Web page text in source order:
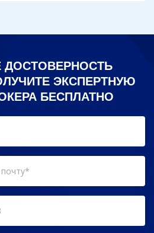
ДОСТОВЕРНОСТЬ
ЭКСПЕРТНУЮ
БЕСПЛАТНО